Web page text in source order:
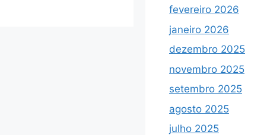
fevereiro 2026
janeiro 2026
dezembro 2025
novembro 2025
setembro 2025
agosto 2025
julho 2025